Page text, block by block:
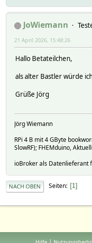
JoWiemann
21 April 2026, 15:48:26
Hallo Betateilchen,
als alter Bastler würde
Grüße Jörg
Jörg Wiemann
RPi 4 B mit 4 GByte
SlowRF); FHEMduino,
ioBroker als Datenlieferant
NACH OBEN Seiten 1